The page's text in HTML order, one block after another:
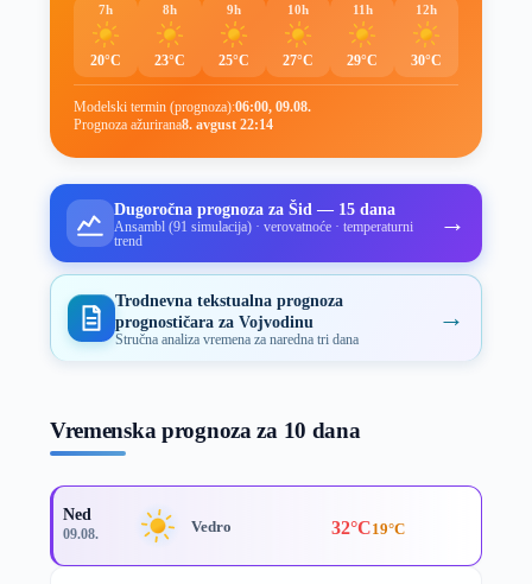
7h
20°C
8h
23°C
9h
25°C
10h
27°C
11h
29°C
12h
30°C
Modelski termin (prognoza):06:00, 09.08.
Prognoza ažurirana8. avgust 22:14
Dugoročna prognoza za Šid — 15 dana
Ansambl (91 simulacija) · verovatnoće · temperaturni
trend
→
Trodnevna tekstualna prognoza
prognostičara za Vojvodinu
Stručna analiza vremena za naredna tri dana
→
Vremenska prognoza za 10 dana
Ned
09.08. Vedro 32°C19°C